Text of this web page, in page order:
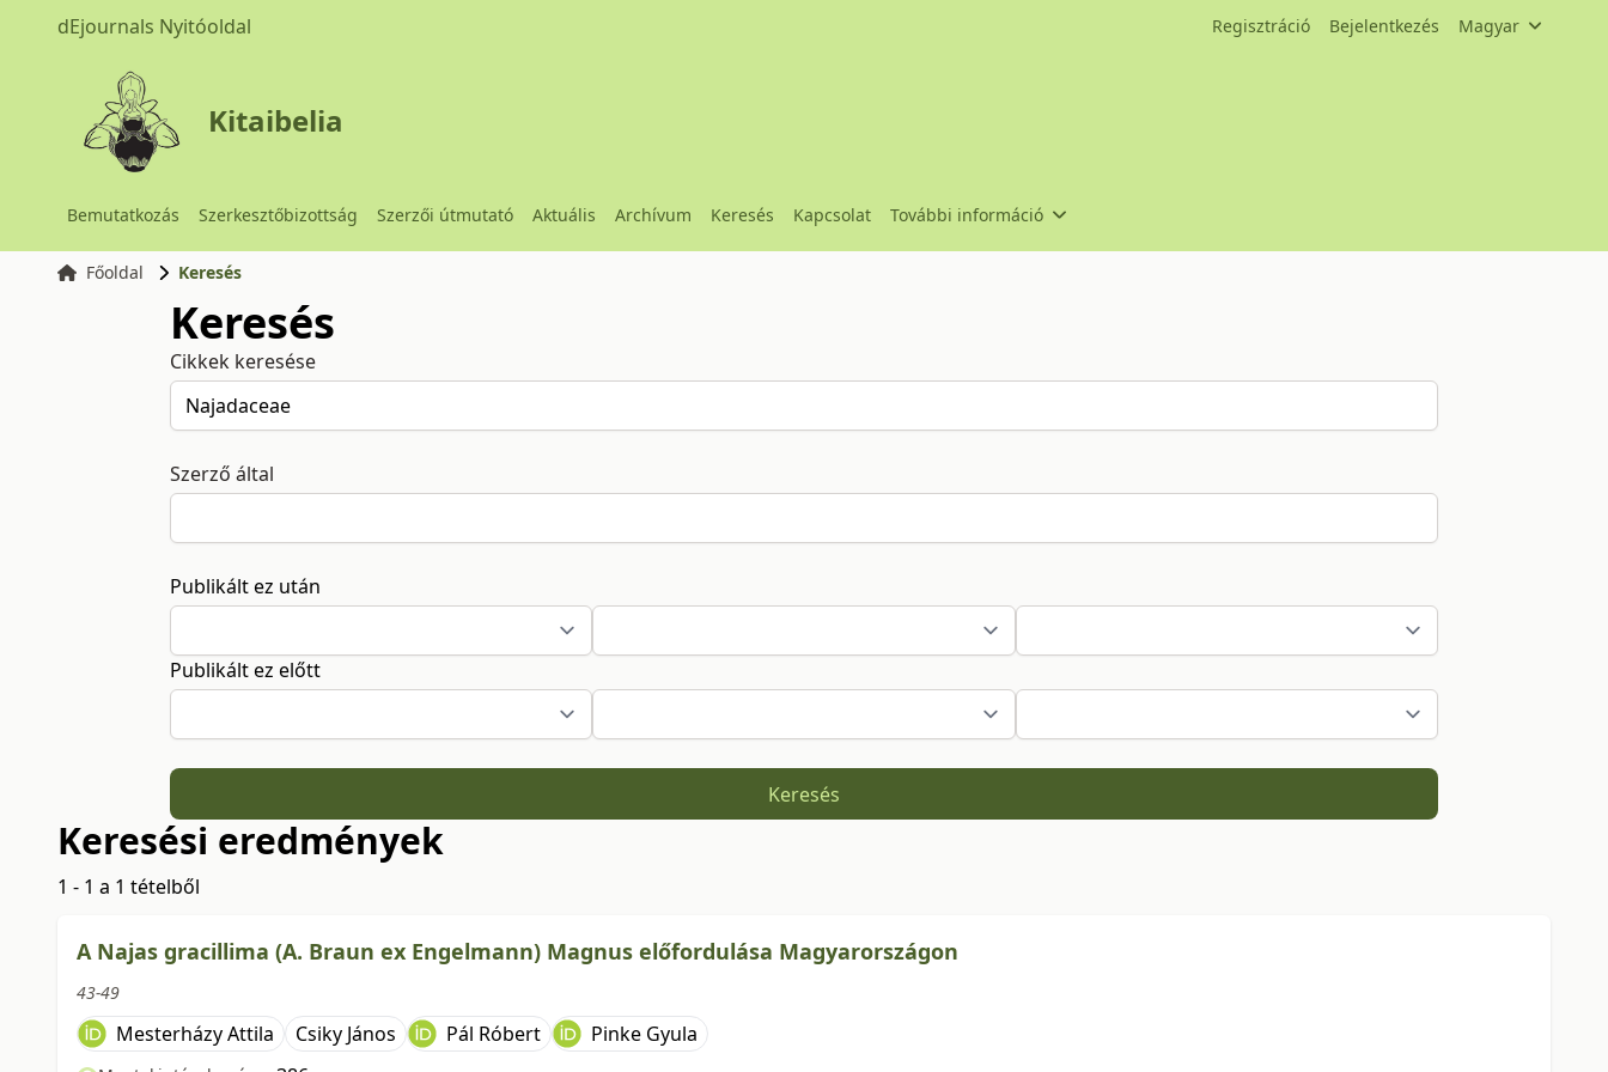
dEjournals Nyitóoldal Regisztráció Bejelentkezés Magyar
Kitaibelia
Bemutatkozás Szerkesztőbizottság Szerzői útmutató Aktuális Archívum Keresés Kapcsolat További információ
Főoldal Keresés
Keresés
Cikkek keresése
Szerző által
Publikált ez után
Publikált ez előtt
Keresés
Keresési eredmények
1 - 1 a 1 tételből
A Najas gracillima (A. Braun ex Engelmann) Magnus előfordulása Magyarországon
43-49
Mesterházy Attila Csiky János Pál Róbert Pinke Gyula